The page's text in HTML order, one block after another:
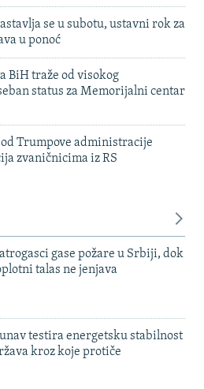
se u subotu, ustavni rok za
u ponoć
BiH traže od visokog
status za Memorijalni centar
Trumpove administracije
zvaničnicima iz RS
gase požare u Srbiji, dok
talas ne jenjava
testira energetsku stabilnost
kroz koje protiče